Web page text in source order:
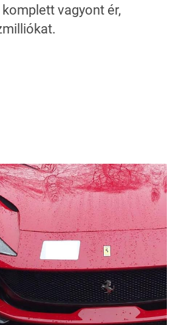
vagyont ér,